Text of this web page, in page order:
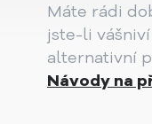
Máte rádi
jste-li
alternativní
Návody na